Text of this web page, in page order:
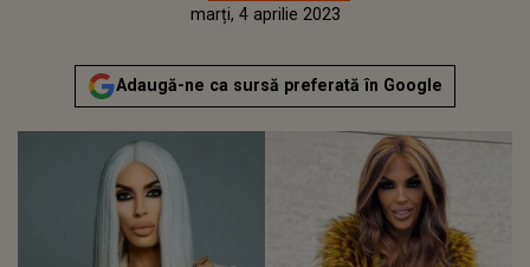
Actualizat:
marți, 4 aprilie 2023
Adaugă-ne ca sursă preferată în Google